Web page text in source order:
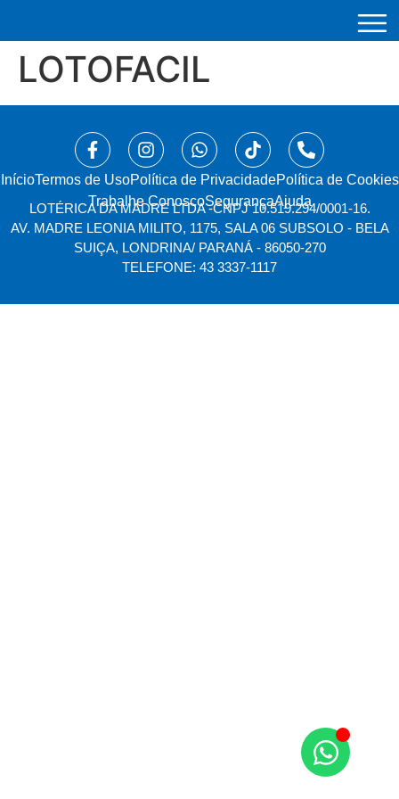
LOTOFACIL
Início⁠Termos de UsoPolítica de PrivacidadePolítica de Cookies
Trabalhe ConoscoSegurançaAjuda
LOTÉRICA DA MADRE LTDA -CNPJ 10.519.294/0001-16.
AV. MADRE LEONIA MILITO, 1175, SALA 06 SUBSOLO - BELA
SUIÇA, LONDRINA/ PARANÁ - 86050-270
TELEFONE: 43 3337-1117